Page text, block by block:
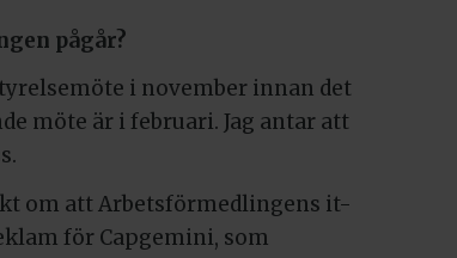
pågår?
i november innan det
möte är i februari. Jag antar att
om att Arbetsförmedlingens it-
för Capgemini, som